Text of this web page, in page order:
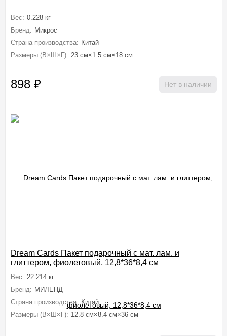
Вес: 0.228 кг
Бренд: Микрос
Страна производства: Китай
Размеры (В×Ш×Г): 23 см×1.5 см×18 см
898 ₽ Нет в наличии
Dream Cards Пакет подарочный с мат. лам. и
глиттером, фиолетовый, 12,8*36*8,4 см
Вес: 22.214 кг
Бренд: МИЛЕНД
Страна производства: Китай
Размеры (В×Ш×Г): 12.8 см×8.4 см×36 см